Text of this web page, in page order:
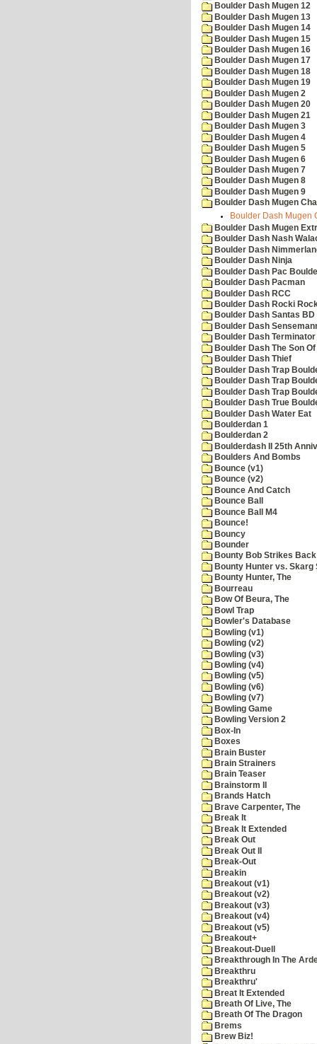
Boulder Dash Mugen 12
Boulder Dash Mugen 13
Boulder Dash Mugen 14
Boulder Dash Mugen 15
Boulder Dash Mugen 16
Boulder Dash Mugen 17
Boulder Dash Mugen 18
Boulder Dash Mugen 19
Boulder Dash Mugen 2
Boulder Dash Mugen 20
Boulder Dash Mugen 21
Boulder Dash Mugen 3
Boulder Dash Mugen 4
Boulder Dash Mugen 5
Boulder Dash Mugen 6
Boulder Dash Mugen 7
Boulder Dash Mugen 8
Boulder Dash Mugen 9
Boulder Dash Mugen
Boulder Dash Mugen
Boulder Dash Mugen
Boulder Dash Nash
Boulder Dash
Boulder Dash Ninja
Boulder Dash Pac
Boulder Dash Pacman
Boulder Dash RCC
Boulder Dash Rocki
Boulder Dash Santas
Boulder Dash
Boulder Dash
Boulder Dash The Son
Boulder Dash Thief
Boulder Dash Trap
Boulder Dash Trap
Boulder Dash Trap
Boulder Dash True
Boulder Dash Water Eat
Boulderdan 1
Boulderdan 2
Boulderdash II 25th
Boulders And Bombs
Bounce (v1)
Bounce (v2)
Bounce And Catch
Bounce Ball
Bounce Ball M4
Bounce!
Bouncy
Bounder
Bounty Bob Strikes
Bounty Hunter vs. Skarg
Bounty Hunter, The
Bourreau
Bow Of Beura, The
Bowl Trap
Bowler's Database
Bowling (v1)
Bowling (v2)
Bowling (v3)
Bowling (v4)
Bowling (v5)
Bowling (v6)
Bowling (v7)
Bowling Game
Bowling Version 2
Box-In
Boxes
Brain Buster
Brain Strainers
Brain Teaser
Brainstorm II
Brands Hatch
Brave Carpenter, The
Break It
Break It Extended
Break Out
Break Out II
Break-Out
Breakin
Breakout (v1)
Breakout (v2)
Breakout (v3)
Breakout (v4)
Breakout (v5)
Breakout+
Breakout-Duell
Breakthrough In The
Breakthru
Breakthru'
Breat It Extended
Breath Of Live, The
Breath Of The Dragon
Brems
Brew Biz!